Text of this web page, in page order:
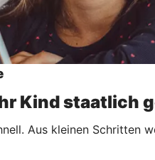
Kind staatlich
Aus kleinen Schritten